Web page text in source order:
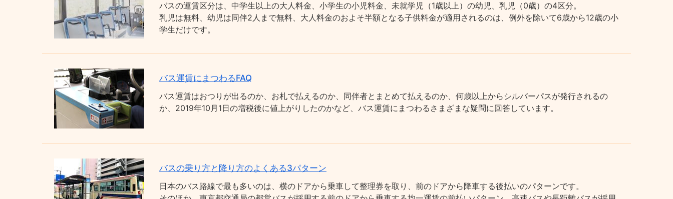
バスの運賃区分は、中学生以上の大人料金、小学生の小児料金、未就学児（1歳以上）の幼児、乳児（0歳）の4区分。
乳児は無料、幼児は同伴2人まで無料、大人料金のおよそ半額となる子供料金が適用されるのは、例外を除いて6歳から12歳の小
学生だけです。
バス運賃にまつわるFAQ
バス運賃はおつりが出るのか、お札で払えるのか、同伴者とまとめて払えるのか、何歳以上からシルバーパスが発行されるの
か、2019年10月1日の増税後に値上がりしたのかなど、バス運賃にまつわるさまざまな疑問に回答しています。
バスの乗り方と降り方のよくある3パターン
日本のバス路線で最も多いのは、横のドアから乗車して整理券を取り、前のドアから降車する後払いのパターンです。